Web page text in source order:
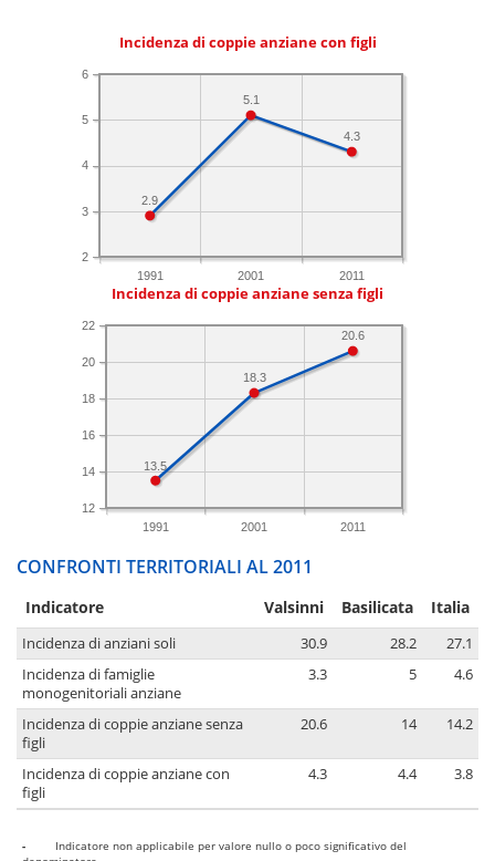
Incidenza di coppie anziane con figli
1991 2001 2011
2
3
4
5
6
4.3
5.1
2.9
Incidenza di coppie anziane senza figli
1991 2001 2011
12
14
16
18
20
22
20.6
18.3
13.5
CONFRONTI TERRITORIALI AL 2011
Indicatore Valsinni Basilicata Italia
Incidenza di anziani soli 30.9 28.2
27.1
Incidenza di famiglie
monogenitoriali anziane
3.3 5 4.6
Incidenza di coppie anziane senza
figli
20.6 14 14.2
Incidenza di coppie anziane con
figli
4.3 4.4 3.8
-
Indicatore non applicabile per valore nullo o poco significativo del